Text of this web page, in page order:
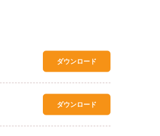
ダウンロード
ダウンロード